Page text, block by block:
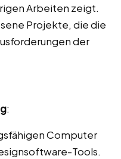
Arbeiten zeigt.
Projekte, die die
der
:
Computer
Tools.